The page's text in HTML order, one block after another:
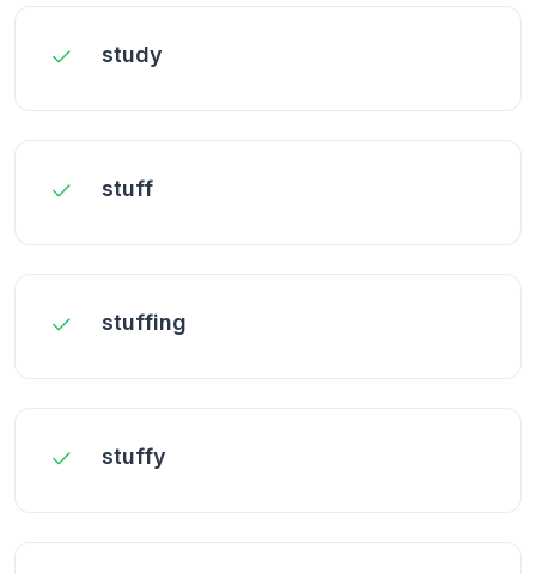
study
stuff
stuffing
stuffy